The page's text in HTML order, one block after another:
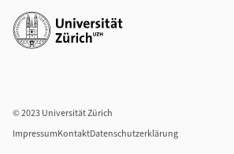
Weiterführende Links
© 2023 Universität Zürich
ImpressumKontaktDatenschutzerklärung